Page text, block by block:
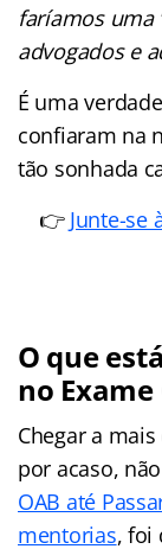
faríamos uma
advogados e
É uma
confiaram na
tão sonhada
👉 Junte-se
O que
no Exame
Chegar a
por acaso,
OAB até
mentorias, foi